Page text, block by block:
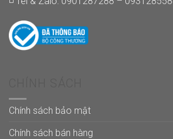
Chính sách bảo mật
Chính sách bán hàng